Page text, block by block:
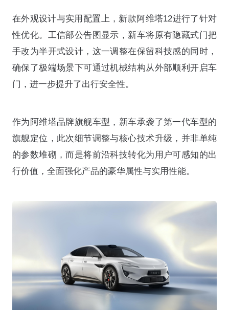
在外观设计与实用配置上，新款阿维塔12进行了针对
性优化。工信部公告图显示，新车将原有隐藏式门把
手改为半开式设计，这一调整在保留科技感的同时，
确保了极端场景下可通过机械结构从外部顺利开启车
门，进一步提升了出行安全性。
作为阿维塔品牌旗舰车型，新车承袭了第一代车型的
旗舰定位，此次细节调整与核心技术升级，并非单纯
的参数堆砌，而是将前沿科技转化为用户可感知的出
行价值，全面强化产品的豪华属性与实用性能。